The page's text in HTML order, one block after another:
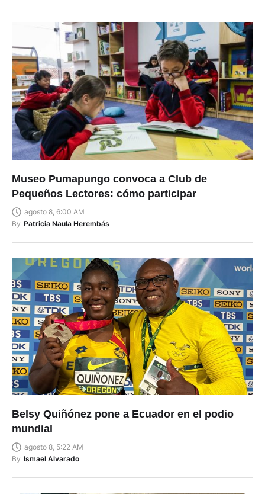
Museo Pumapungo convoca a Club de
Pequeños Lectores: cómo participar
agosto 8, 6:00 AM
By Patricia Naula Herembás
Belsy Quiñónez pone a Ecuador en el podio
mundial
agosto 8, 5:22 AM
By Ismael Alvarado